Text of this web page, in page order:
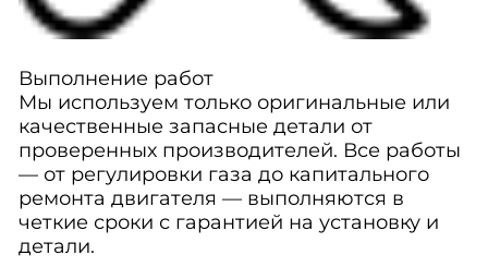
Выполнение работ
Мы используем только оригинальные или
качественные запасные детали от
проверенных производителей. Все работы
— от регулировки газа до капитального
ремонта двигателя — выполняются в
четкие сроки с гарантией на установку и
детали.